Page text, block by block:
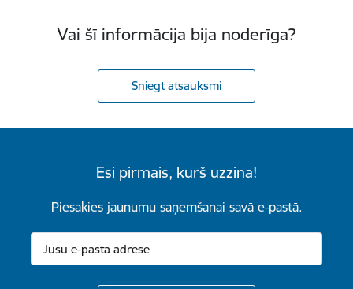
Vai šī informācija bija noderīga?
Sniegt atsauksmi
Esi pirmais, kurš uzzina!
Piesakies jaunumu saņemšanai savā e-pastā.